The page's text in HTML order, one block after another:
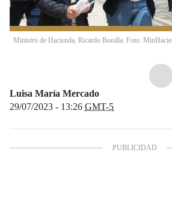
Ministro de Hacienda, Ricardo Bonilla. Foto:
Luisa María Mercado
29/07/2023 - 13:26 GMT-5